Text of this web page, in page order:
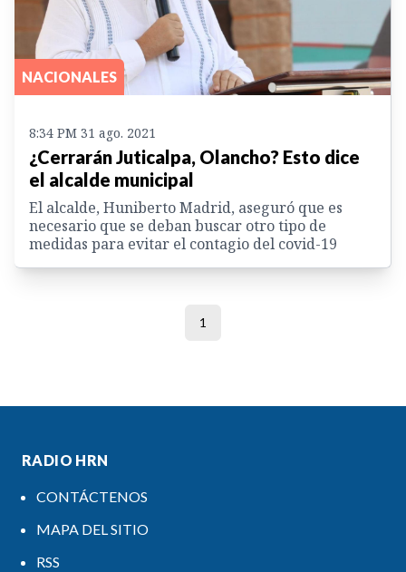
NACIONALES
8:34 PM 31 ago. 2021
¿Cerrarán Juticalpa, Olancho? Esto dice
el alcalde municipal
El alcalde, Huniberto Madrid, aseguró que es
necesario que se deban buscar otro tipo de
medidas para evitar el contagio del covid-19
1
RADIO HRN
CONTÁCTENOS
MAPA DEL SITIO
RSS